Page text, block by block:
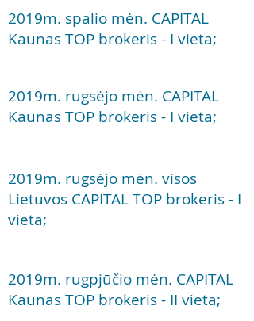
2019m. spalio mėn. CAPITAL
Kaunas TOP brokeris - I vieta;
2019m. rugsėjo mėn. CAPITAL
Kaunas TOP brokeris - I vieta;
2019m. rugsėjo mėn. visos
Lietuvos CAPITAL TOP brokeris - I
vieta;
2019m. rugpjūčio mėn. CAPITAL
Kaunas TOP brokeris - II vieta;